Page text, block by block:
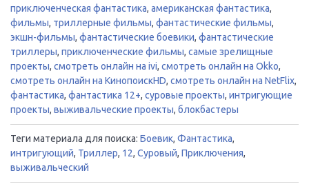
приключенческая фантастика, американская фантастика,
фильмы, триллерные фильмы, фантастические фильмы,
экшн-фильмы, фантастические боевики, фантастические
триллеры, приключенческие фильмы, самые зрелищные
проекты, смотреть онлайн на ivi, смотреть онлайн на Okko,
смотреть онлайн на КинопоискHD, смотреть онлайн на NetFlix,
фантастика, фантастика 12+, суровые проекты, интригующие
проекты, выживальческие проекты, блокбастеры
Теги материала для поиска: Боевик, Фантастика,
интригующий, Триллер, 12, Суровый, Приключения,
выживальческий